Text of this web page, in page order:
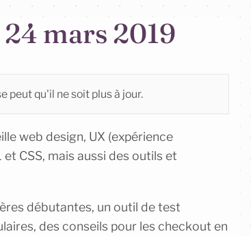
mars 2019
peut qu'il ne soit plus à jour.
web design, UX (expérience
CSS, mais aussi des outils et
débutantes, un outil de test
des conseils pour les checkout en